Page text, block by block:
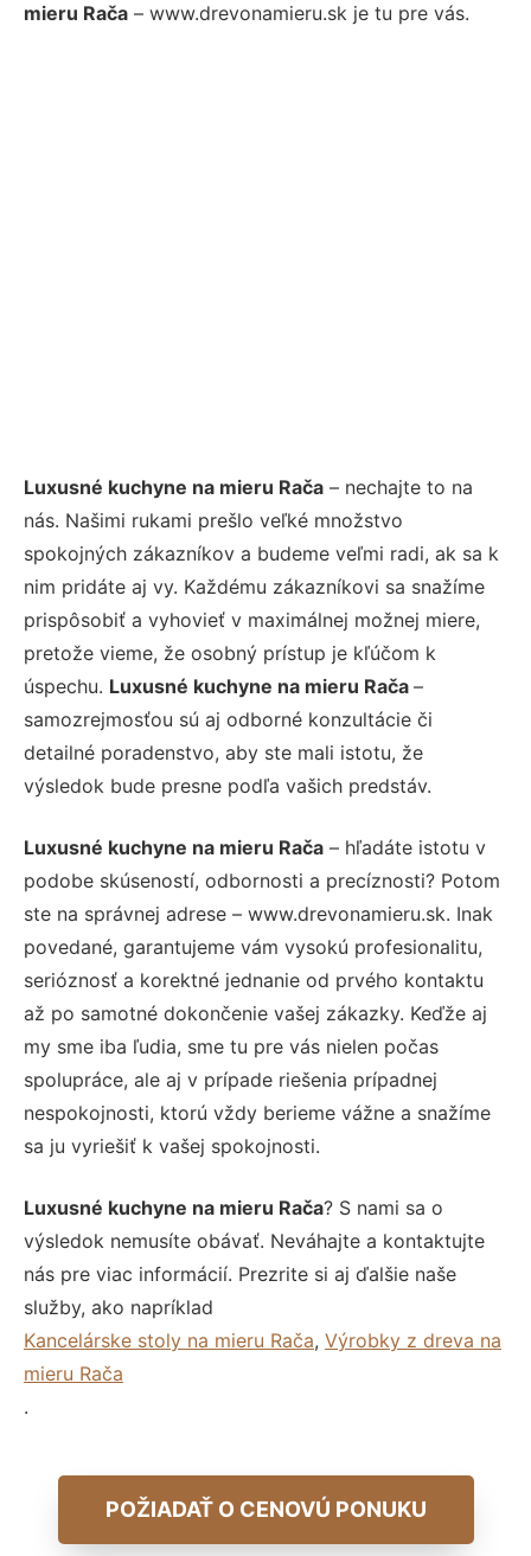
mieru Rača – www.drevonamieru.sk je tu pre vás.
Luxusné kuchyne na mieru Rača – nechajte to na
nás. Našimi rukami prešlo veľké množstvo
spokojných zákazníkov a budeme veľmi radi, ak sa k
nim pridáte aj vy. Každému zákazníkovi sa snažíme
prispôsobiť a vyhovieť v maximálnej možnej miere,
pretože vieme, že osobný prístup je kľúčom k
úspechu. Luxusné kuchyne na mieru Rača –
samozrejmosťou sú aj odborné konzultácie či
detailné poradenstvo, aby ste mali istotu, že
výsledok bude presne podľa vašich predstáv.
Luxusné kuchyne na mieru Rača – hľadáte istotu v
podobe skúseností, odbornosti a precíznosti? Potom
ste na správnej adrese – www.drevonamieru.sk. Inak
povedané, garantujeme vám vysokú profesionalitu,
serióznosť a korektné jednanie od prvého kontaktu
až po samotné dokončenie vašej zákazky. Keďže aj
my sme iba ľudia, sme tu pre vás nielen počas
spolupráce, ale aj v prípade riešenia prípadnej
nespokojnosti, ktorú vždy berieme vážne a snažíme
sa ju vyriešiť k vašej spokojnosti.
Luxusné kuchyne na mieru Rača? S nami sa o
výsledok nemusíte obávať. Neváhajte a kontaktujte
nás pre viac informácií. Prezrite si aj ďalšie naše
služby, ako napríklad
Kancelárske stoly na mieru Rača, Výrobky z dreva na
mieru Rača
.
POŽIADAŤ O CENOVÚ PONUKU